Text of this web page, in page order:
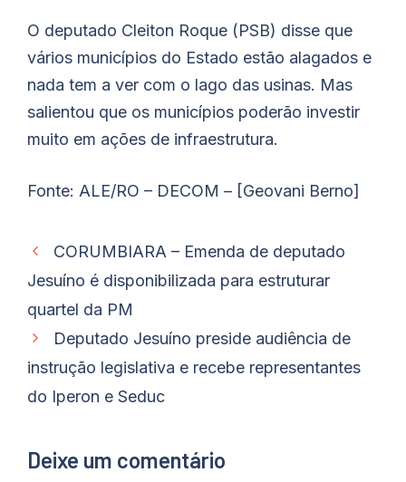
O deputado Cleiton Roque (PSB) disse que
vários municípios do Estado estão alagados e
nada tem a ver com o lago das usinas. Mas
salientou que os municípios poderão investir
muito em ações de infraestrutura.
Fonte: ALE/RO – DECOM – [Geovani Berno]
CORUMBIARA – Emenda de deputado
Jesuíno é disponibilizada para estruturar
quartel da PM
Deputado Jesuíno preside audiência de
instrução legislativa e recebe representantes
do Iperon e Seduc
Deixe um comentário